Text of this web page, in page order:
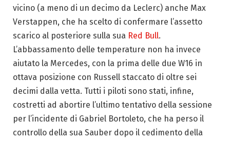
vicino (a meno di un decimo da Leclerc) anche Max
Verstappen, che ha scelto di confermare l’assetto
scarico al posteriore sulla sua Red Bull.
L’abbassamento delle temperature non ha invece
aiutato la Mercedes, con la prima delle due W16 in
ottava posizione con Russell staccato di oltre sei
decimi dalla vetta. Tutti i piloti sono stati, infine,
costretti ad abortire l’ultimo tentativo della sessione
per l’incidente di Gabriel Bortoleto, che ha perso il
controllo della sua Sauber dopo il cedimento della